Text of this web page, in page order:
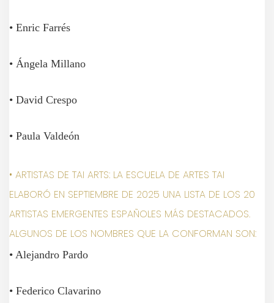
• Enric Farrés
• Ángela Millano
• David Crespo
• Paula Valdeón
• ARTISTAS DE TAI ARTS: LA ESCUELA DE ARTES TAI
ELABORÓ EN SEPTIEMBRE DE 2025 UNA LISTA DE LOS 20
ARTISTAS EMERGENTES ESPAÑOLES MÁS DESTACADOS.
ALGUNOS DE LOS NOMBRES QUE LA CONFORMAN SON:
• Alejandro Pardo
• Federico Clavarino